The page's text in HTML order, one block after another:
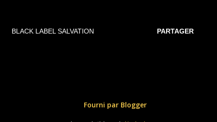
BLACK LABEL SALVATION PARTAGER
Fourni par Blogger